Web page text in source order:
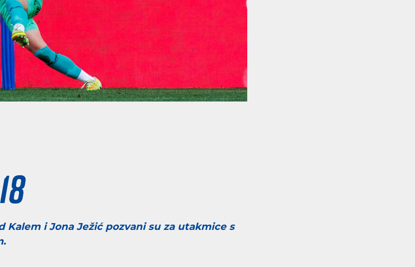
Kalem i Jona Ježić pozvani su za utakmice s